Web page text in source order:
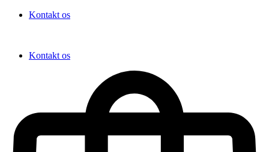
Kontakt os
Kontakt os